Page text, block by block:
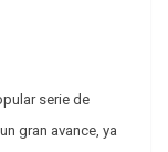
serie de
gran avance, ya